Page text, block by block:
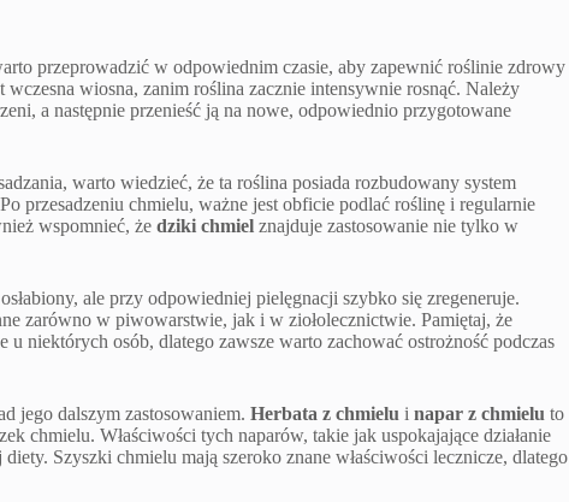
przeprowadzić w odpowiednim czasie, aby zapewnić roślinie zdrowy
wiosna, zanim roślina zacznie intensywnie rosnąć. Należy
a następnie przenieść ją na nowe, odpowiednio przygotowane
warto wiedzieć, że ta roślina posiada rozbudowany system
przesadzeniu chmielu, ważne jest obficie podlać roślinę i regularnie
wspomnieć, że dziki chmiel znajduje zastosowanie nie tylko w
ale przy odpowiedniej pielęgnacji szybko się zregeneruje.
zarówno w piwowarstwie, jak i w ziołolecznictwie. Pamiętaj, że
u niektórych osób, dlatego zawsze warto zachować ostrożność podczas
jego dalszym zastosowaniem. Herbata z chmielu i napar z chmielu to
chmielu. Właściwości tych naparów, takie jak uspokajające działanie
Szyszki chmielu mają szeroko znane właściwości lecznicze, dlatego